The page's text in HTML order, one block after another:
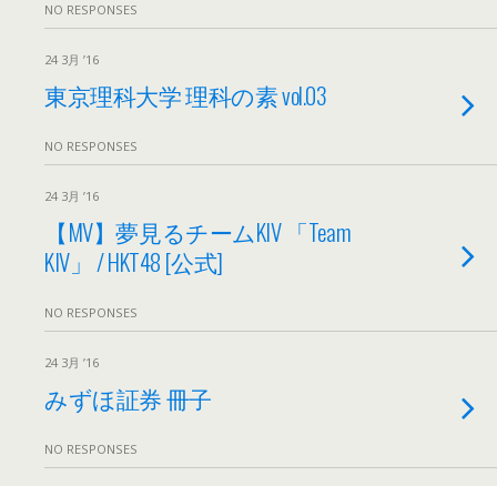
NO RESPONSES
24 3月 ’16
東京理科大学 理科の素 vol.03
NO RESPONSES
24 3月 ’16
【MV】夢見るチームKIV 「Team
KIV」 / HKT48 [公式]
NO RESPONSES
24 3月 ’16
みずほ証券 冊子
NO RESPONSES